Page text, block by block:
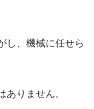
し、機械に任せら
ありません。